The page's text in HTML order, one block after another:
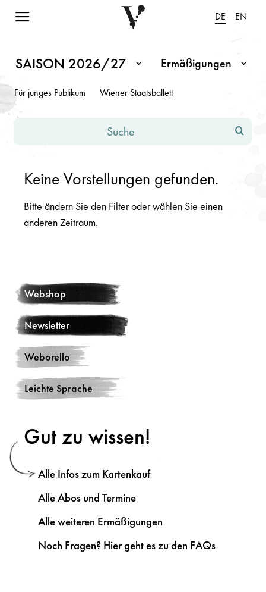
Navigation einblenden DE EN
Webshop
Newsletter
Weborello
Leichte Sprache
Spielplan Saison 2026/2027
Hinweis: Änderungen in den Eingabefeldern oder Dropdowns
SAISON 2026/27 Ermäßigungen
Für junges Publikum Wiener Staatsballett
Keine Vorstellungen gefunden.
Bitte ändern Sie den Filter oder wählen Sie einen
anderen Zeitraum.
Gut zu wissen!
Alle Infos zum Kartenkauf
Alle Abos und Termine
Alle weiteren Ermäßigungen
Noch Fragen? Hier geht es zu den FAQs